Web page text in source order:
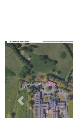
Précédent